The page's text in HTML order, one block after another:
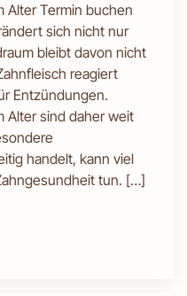
Alter Termin buchen
sich nicht nur
bleibt davon nicht
reagiert
Entzündungen.
Alter sind daher weit
handelt, kann viel
tun. […]